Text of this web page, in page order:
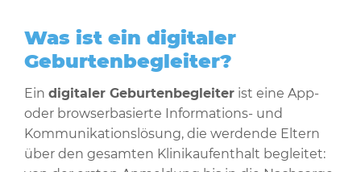
Was ist ein digitaler
Geburtenbegleiter?
Ein digitaler Geburtenbegleiter ist eine App-
oder browserbasierte Informations- und
Kommunikationslösung, die werdende Eltern
über den gesamten Klinikaufenthalt begleitet: